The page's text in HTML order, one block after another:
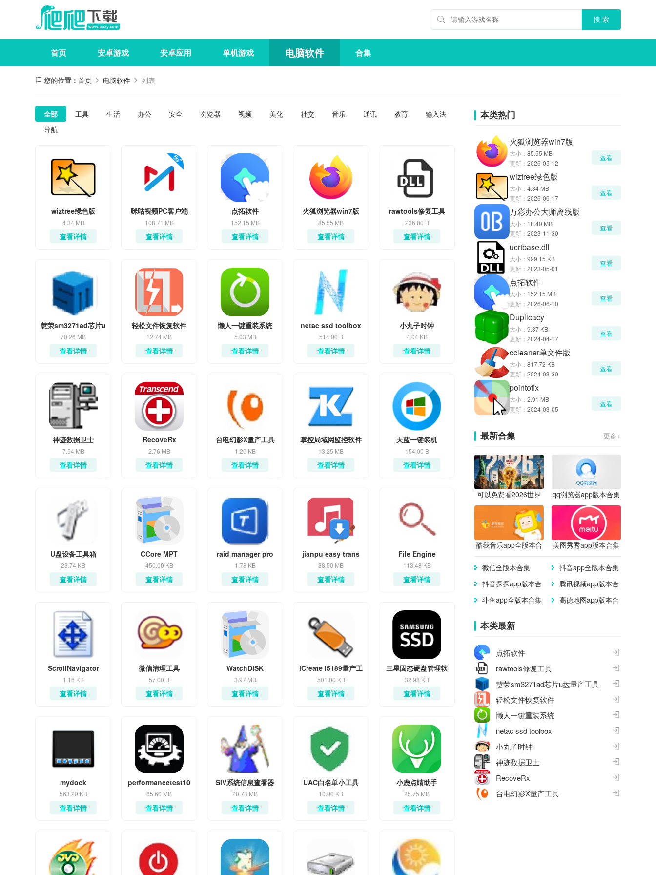
首页 安卓游戏 安卓应用 单机游戏 电脑软件 合集
您的位置： 首页 电脑软件 列表
全部 工具 生活 办公 安全 浏览器 视频 美化 社交 音乐 通讯 教育
输入法
导航
wiztree绿色版
4.34 MB
查看详情
咪咕视频PC客户端
108.71 MB
查看详情
点拓软件
152.15 MB
查看详情
火狐浏览器win7版
85.55 MB
查看详情
rawtools修复工具
236.00 B
查看详情
慧荣sm3271ad芯片u
盘量产工具
70.26 MB
查看详情
轻松文件恢复软件
12.74 MB
查看详情
懒人一键重装系统
5.03 MB
查看详情
netac ssd toolbox
514.00 B
查看详情
小丸子时钟
4.04 KB
查看详情
神迹数据卫士
7.54 MB
查看详情
RecoveRx
2.76 MB
查看详情
台电幻影X量产工具
1.20 KB
查看详情
掌控局域网监控软件
13.25 MB
查看详情
天蓝一键装机
154.00 B
查看详情
U盘设备工具箱
23.74 KB
查看详情
CCore MPT
450.00 KB
查看详情
raid manager pro
1.78 KB
查看详情
jianpu easy trans
38.50 MB
查看详情
File Engine
113.48 KB
查看详情
ScrollNavigator
1.16 KB
查看详情
微信清理工具
57.00 B
查看详情
WatchDISK
3.97 MB
查看详情
iCreate i5189量产工
具
501.00 KB
查看详情
三星固态硬盘管理软
件
32.98 KB
查看详情
mydock
563.20 KB
查看详情
performancetest10
65.60 MB
查看详情
SIV系统信息查看器
20.78 MB
查看详情
UAC白名单小工具
10.00 KB
查看详情
小鹿点睛助手
25.75 MB
查看详情
本类热门
火狐浏览器win7版
大小： 85.55 MB
更新： 2026-05-12
查看
wiztree绿色版
大小： 4.34 MB
更新： 2026-06-17
查看
万彩办公大师离线版
大小： 18.40 MB
更新： 2023-11-30
查看
ucrtbase.dll
大小： 999.15 KB
更新： 2023-05-01
查看
点拓软件
大小： 152.15 MB
更新： 2026-06-10
查看
Duplicacy
大小： 9.37 KB
更新： 2024-04-17
查看
ccleaner单文件版
大小： 817.72 KB
更新： 2024-03-30
查看
pointofix
大小： 2.91 MB
更新： 2024-03-05
查看
最新合集 更多+
可以免费看2026世界
杯直播的app合集
qq浏览器app版本合集
酷我音乐app全版本合
集
美图秀秀app版本合集
微信全版本合集
抖音app全版本合集
抖音探探app版本合
腾讯视频app版本合
斗鱼app全版本合集
高德地图app版本合
本类最新
点拓软件
rawtools修复工具
慧荣sm3271ad芯片u盘量产工具
轻松文件恢复软件
懒人一键重装系统
netac ssd toolbox
小丸子时钟
神迹数据卫士
RecoveRx
台电幻影X量产工具